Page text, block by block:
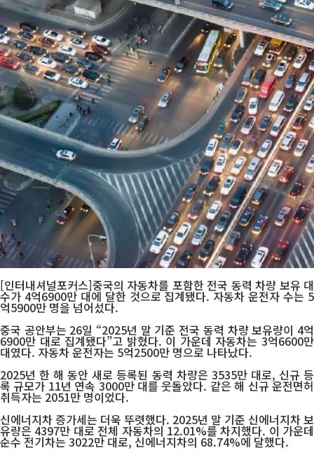
[인터내셔널포커스]중국의 자동차를 포함한 전국 동력 차량 보유 대
수가 4억6900만 대에 달한 것으로 집계됐다. 자동차 운전자 수는 5
억5900만 명을 넘어섰다.
중국 공안부는 26일 “2025년 말 기준 전국 동력 차량 보유량이 4억
6900만 대로 집계됐다”고 밝혔다. 이 가운데 자동차는 3억6600만
대였다. 자동차 운전자는 5억2500만 명으로 나타났다.
2025년 한 해 동안 새로 등록된 동력 차량은 3535만 대로, 신규 등
록 규모가 11년 연속 3000만 대를 웃돌았다. 같은 해 신규 운전면허
취득자는 2051만 명이었다.
신에너지차 증가세는 더욱 뚜렷했다. 2025년 말 기준 신에너지차 보
유량은 4397만 대로 전체 자동차의 12.01%를 차지했다. 이 가운데
순수 전기차는 3022만 대로, 신에너지차의 68.74%에 달했다.